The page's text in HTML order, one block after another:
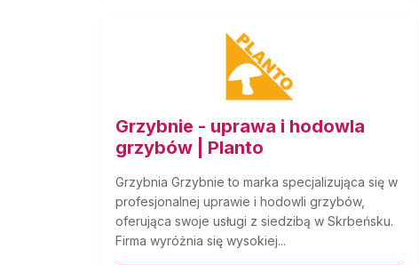
Grzybnie - uprawa i hodowla
grzybów | Planto
Grzybnia Grzybnie to marka specjalizująca się w
profesjonalnej uprawie i hodowli grzybów,
oferująca swoje usługi z siedzibą w Skrbeńsku.
Firma wyróżnia się wysokiej...